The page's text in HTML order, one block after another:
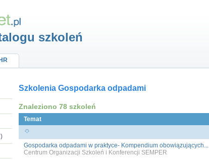
szkoleń
Szkolenia Gospodarka odpadami
Znaleziono 78 szkoleń
Temat
Gospodarka odpadami w praktyce- Kompendium obowiązujących...
Centrum Organizacji Szkoleń i Konferencji SEMPER